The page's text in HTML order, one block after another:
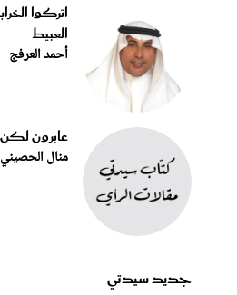
اتركوا
العبيط
أحمد العرفج
عابرون لكن
منال الحصيني
جديد سيدتي